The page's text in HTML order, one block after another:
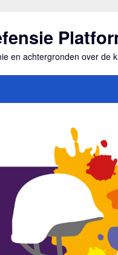
en achtergronden over de